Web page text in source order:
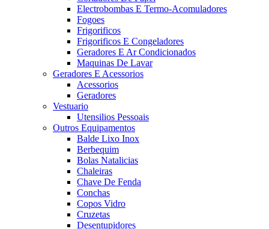
Electrobombas E Termo-Acomuladores
Fogoes
Frigorificos
Frigorificos E Congeladores
Geradores E Ar Condicionados
Maquinas De Lavar
Geradores E Acessorios
Acessorios
Geradores
Vestuario
Utensilios Pessoais
Outros Equipamentos
Balde Lixo Inox
Berbequim
Bolas Natalicias
Chaleiras
Chave De Fenda
Conchas
Copos Vidro
Cruzetas
Desentupidores